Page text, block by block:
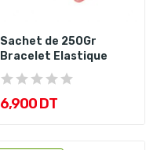
Sachet de 250Gr
Bracelet Elastique
6,900 DT